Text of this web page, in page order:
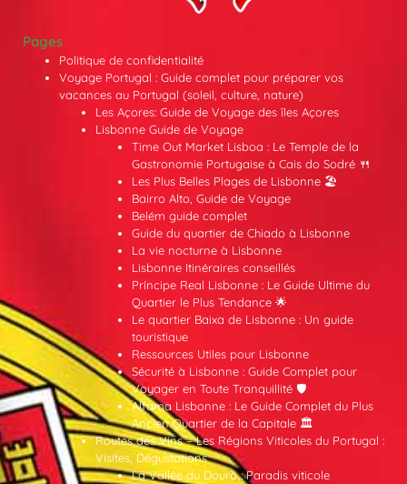
Pages
Politique de confidentialité
Voyage Portugal : Guide complet pour préparer vos
vacances au Portugal (soleil, culture, nature)
Les Açores: Guide de Voyage des îles Açores
Lisbonne Guide de Voyage
Time Out Market Lisboa : Le Temple de la
Gastronomie Portugaise à Cais do Sodré 🍴
Les Plus Belles Plages de Lisbonne 🏖️
Bairro Alto, Guide de Voyage
Belém guide complet
Guide du quartier de Chiado à Lisbonne
La vie nocturne à Lisbonne
Lisbonne Itinéraires conseillés
Príncipe Real Lisbonne : Le Guide Ultime du
Quartier le Plus Tendance 🌟
Le quartier Baixa de Lisbonne : Un guide
touristique
Ressources Utiles pour Lisbonne
Sécurité à Lisbonne : Guide Complet pour
Voyager en Toute Tranquillité 🛡️
Alfama Lisbonne : Le Guide Complet du Plus
Ancien Quartier de la Capitale 🏛️
Routes des Vins – Les Régions Viticoles du Portugal :
Visites, Dégustations
La Vallée du Douro : Paradis viticole